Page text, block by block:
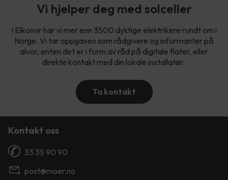
Vi hjelper deg med solceller
I Elkonor har vi mer enn 3500 dyktige elektrikere rundt om i
Norge. Vi tar oppgaven som rådgivere og informanter på
alvor, enten det er i form av råd på digitale flater, eller
direkte kontakt med din lokale installatør.
Ta kontakt
Kontakt oss
33 35 90 90
post@moer.no